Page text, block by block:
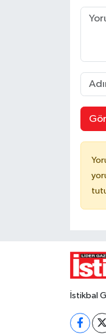
İstikbal